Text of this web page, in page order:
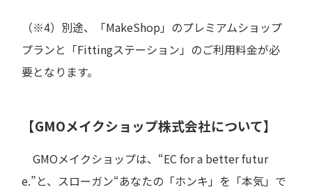
（※4）別途、「MakeShop」のプレミアムショップ
プランと「Fittingステーション」のご利用料金が必
要となります。
【GMOメイクショップ株式会社について】
GMOメイクショップは、“EC for a better futur
e.”と、スローガン“あなたの「ホンキ」を「本気」で